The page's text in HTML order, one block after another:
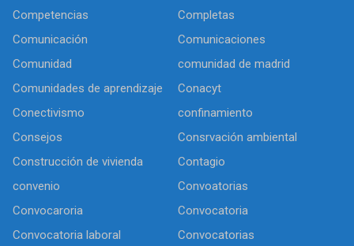
Competencias
Completas
Comunicación
Comunicaciones
Comunidad
comunidad de madrid
Comunidades de aprendizaje
Conacyt
Conectivismo
confinamiento
Consejos
Consrvación ambiental
Construcción de vivienda
Contagio
convenio
Convoatorias
Convocaroria
Convocatoria
Convocatoria laboral
Convocatorias